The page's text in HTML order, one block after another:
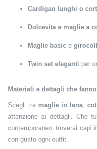
Cardigan lunghi o
Dolcevita e maglie a
Maglie basic e
Twin set eleganti per
Materiali e dettagli che
Scegli tra maglie in lana
attenzione ai dettagli. Che
contemporaneo, troverai capi
con gusto ogni outfit.